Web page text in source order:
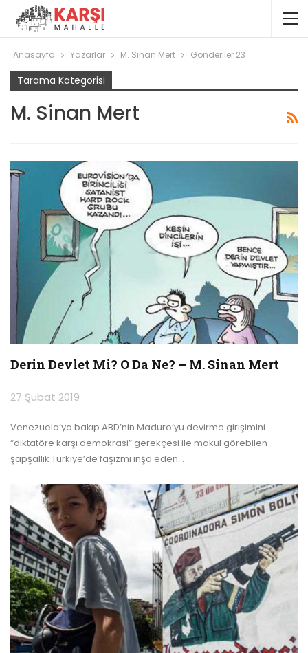
Anasayfa Yazarlar M. Sinan Mert Gönderiler 23
Tarama Kategorisi
M. Sinan Mert
Derin Devlet Mi? O Da Ne? – M. Sinan Mert
27 Şubat 2019
Venezuela’ya bakıp ABD’nin Maduro’yu devirme girişimini
“diktatöre karşı demokrasi” gerekçesi ile makul görebilen
şapşallık Türkiye’de faşizmi inşa eden…